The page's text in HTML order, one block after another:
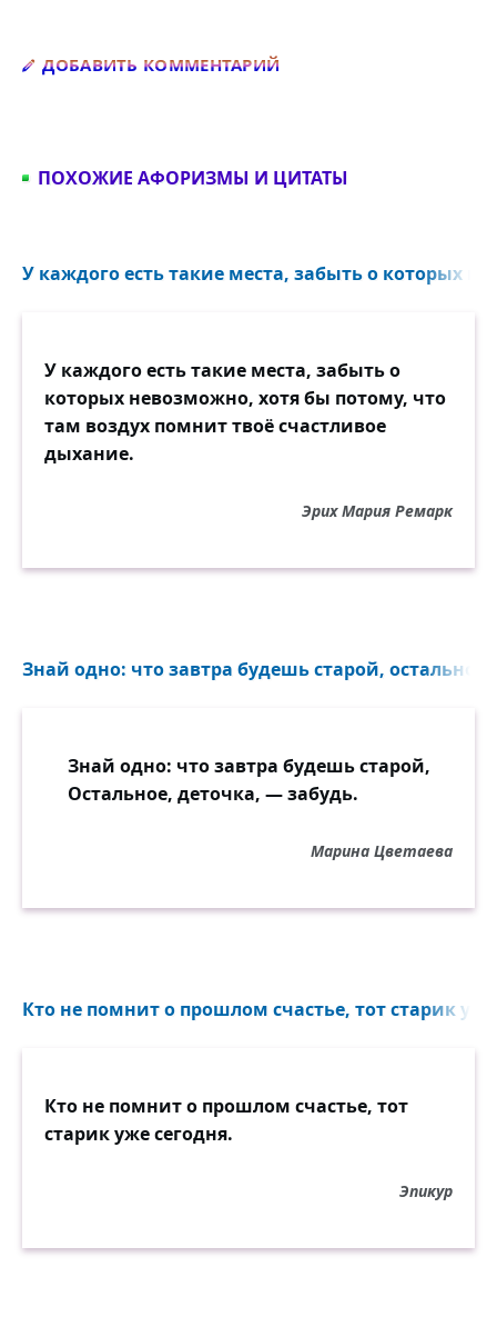
ДОБАВИТЬ КОММЕНТАРИЙ
ПОХОЖИЕ АФОРИЗМЫ И ЦИТАТЫ
У каждого есть такие места, забыть о которых
У каждого есть такие места, забыть о
которых невозможно, хотя бы потому, что
там воздух помнит твоё счастливое
дыхание.
Эрих Мария Ремарк
Знай одно: что завтра будешь старой,
Знай одно: что завтра будешь старой,
Остальное, деточка, — забудь.
Марина Цветаева
Кто не помнит о прошлом счастье, тот старик
Кто не помнит о прошлом счастье, тот
старик уже сегодня.
Эпикур